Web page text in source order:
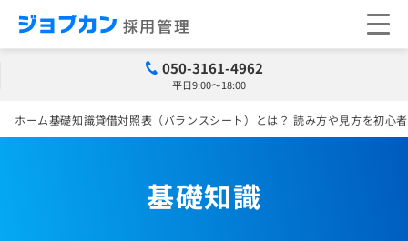
050-3161-4962
平日9:00～18:00
ホーム基礎知識貸借対照表（バランスシート）とは？ 読み方や見方を初心
基礎知識